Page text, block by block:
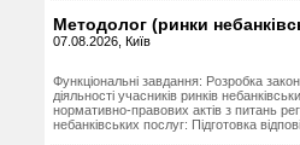
Методолог (ринки
07.08.2026, Київ
Функціональні завдання: Розробка
діяльності учасників ринків
нормативно-правових актів з питань
небанківських послуг: Підготовка